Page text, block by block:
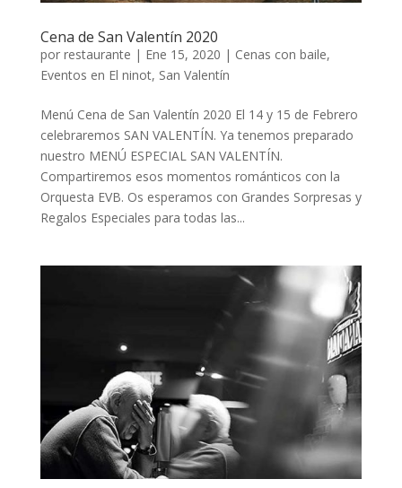
Cena de San Valentín 2020
por restaurante | Ene 15, 2020 | Cenas con baile,
Eventos en El ninot, San Valentín
Menú Cena de San Valentín 2020 El 14 y 15 de Febrero
celebraremos SAN VALENTÍN. Ya tenemos preparado
nuestro MENÚ ESPECIAL SAN VALENTÍN.
Compartiremos esos momentos románticos con la
Orquesta EVB. Os esperamos con Grandes Sorpresas y
Regalos Especiales para todas las...